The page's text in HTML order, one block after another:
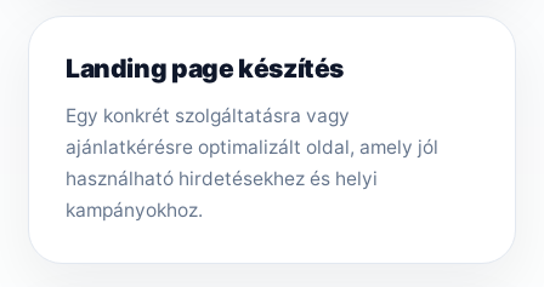
Landing page készítés
Egy konkrét szolgáltatásra vagy
ajánlatkérésre optimalizált oldal, amely jól
használható hirdetésekhez és helyi
kampányokhoz.